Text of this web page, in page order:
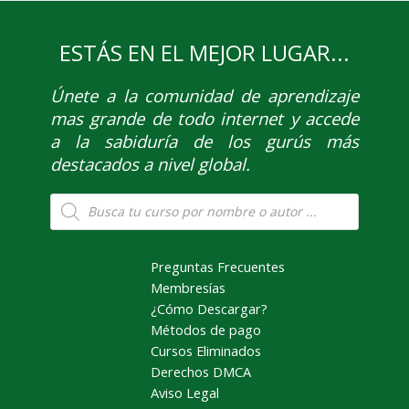
ESTÁS EN EL MEJOR LUGAR...
Únetea la comunidad de aprendizaje
mas grande de todo internet y accede
a la sabiduría de los gurús más
destacados a nivel global.
Búsqueda
de
productos
Preguntas Frecuentes
Membresías
¿Cómo Descargar?
Métodos de pago
Cursos Eliminados
Derechos DMCA
Aviso Legal